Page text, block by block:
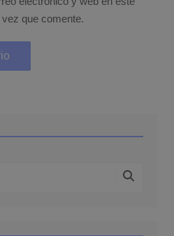
que comente.